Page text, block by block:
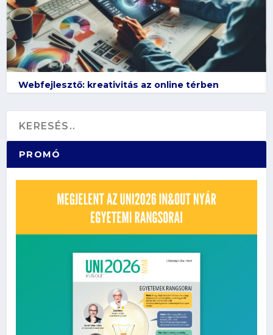
Webfejlesztő: kreativitás az online térben
PROMÓ